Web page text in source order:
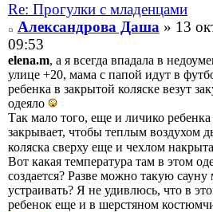
Re: Прогулки с младенцами
Александрова Даша» 13
09:53
elena.m, а я всегда впадала в
улице +20, мама с папой идут в
ребенка в закрытой коляске везут
одеяло
Так мало того, еще и личико ребенка
закрывает, чтобы теплым воздухом
коляска сверху еще и чехлом
Вот какая температура там в этом
создается? Разве можно такую
устраивать? Я не удивлюсь, что в
ребенок еще и в шерстяном